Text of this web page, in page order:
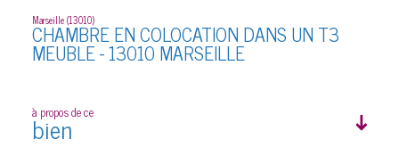
Marseille (13010)
CHAMBRE EN COLOCATION DANS UN T3
MEUBLE - 13010 MARSEILLE
à propos de ce
bien